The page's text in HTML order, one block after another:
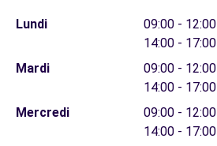
Lundi
09:00 - 12:00
14:00 - 17:00
Mardi
09:00 - 12:00
14:00 - 17:00
Mercredi
09:00 - 12:00
14:00 - 17:00